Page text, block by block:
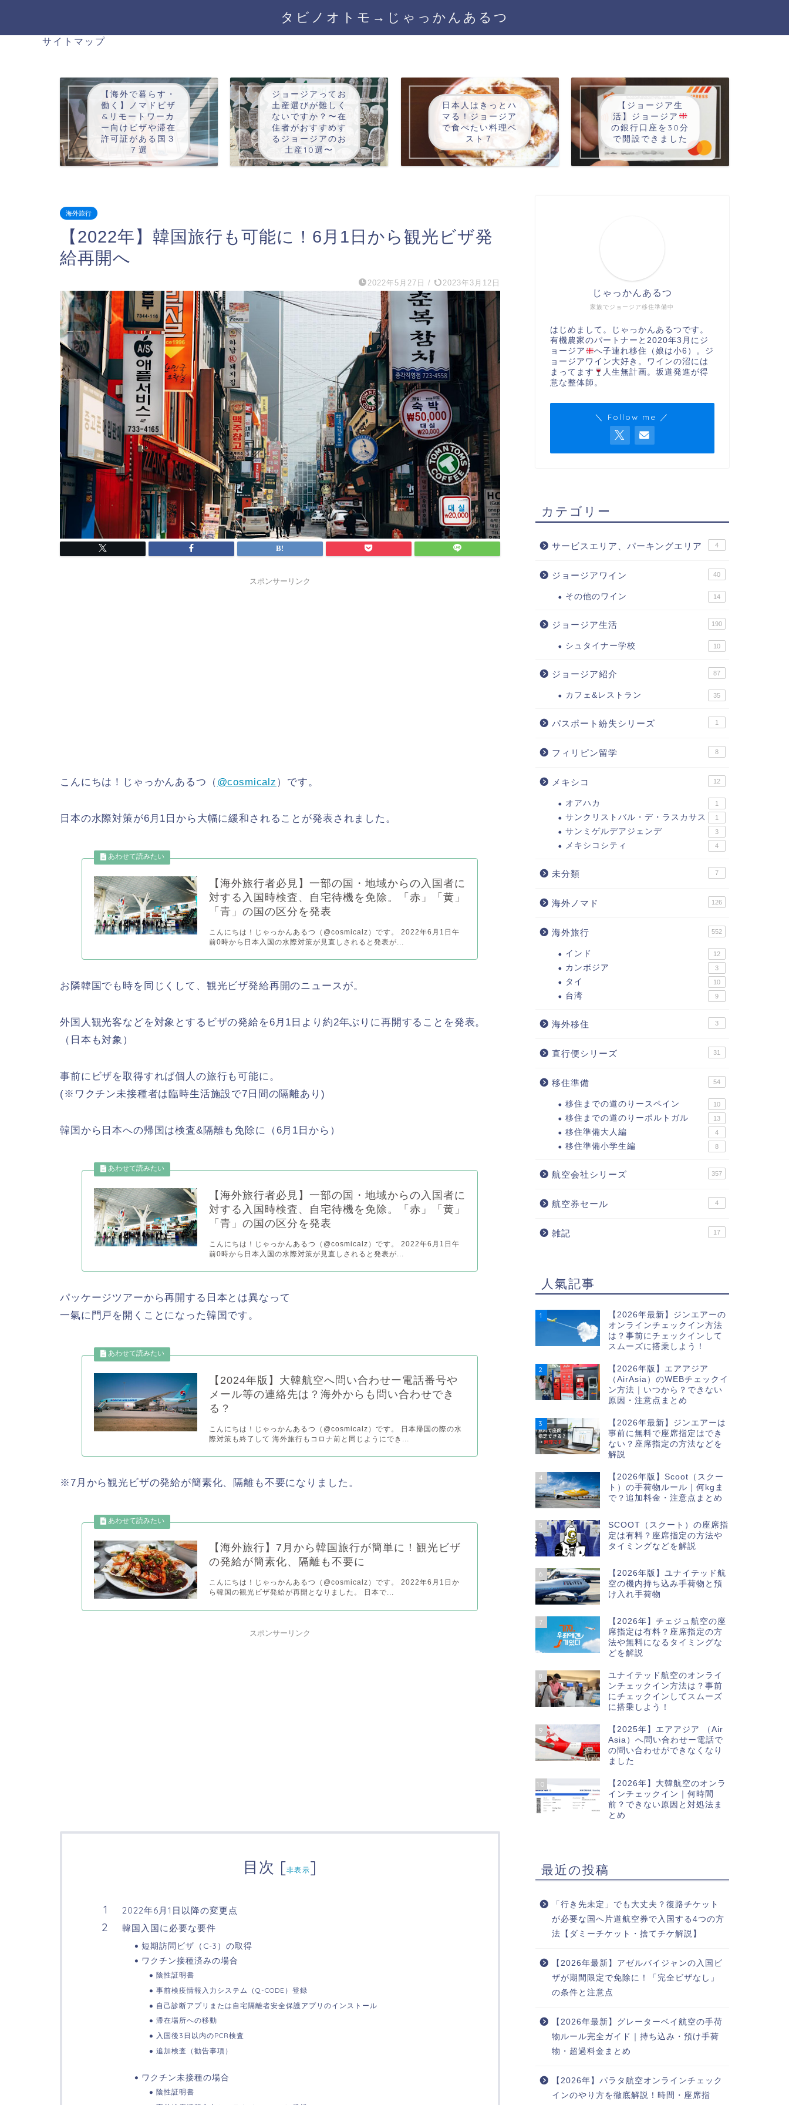
タビノオトモ→じゃっかんあるつ
サイトマップ
【海外で暮らす・
働く】ノマドビザ
&リモートワーカ
ー向けビザや滞在
許可証がある国３
７選
ジョージアってお
土産選びが難しく
ないですか？〜在
住者がおすすめす
るジョージアのお
土産10選〜
日本人はきっとハ
マる！ジョージア
で食べたい料理ベ
スト７
【ジョージア生
活】ジョージア
の銀行口座を30分
で開設できました
海外旅行
【2022年】韓国旅行も可能に！6月1日から観光ビザ発
給再開へ
2022年5月27日 / 2023年3月12日
スポンサーリンク
こんにちは！じゃっかんあるつ（ @cosmicalz ）です。
日本の水際対策が6月1日から大幅に緩和されることが発表されました。
【海外旅行者必見】一部の国・地域からの入国者に
対する入国時検査、自宅待機を免除。「赤」「黄」
「青」の国の区分を発表
こんにちは！じゃっかんあるつ（@cosmicalz）です。 2022年6月1日午
前0時から日本入国の水際対策が見直しされると発表が...
お隣韓国でも時を同じくして、観光ビザ発給再開のニュースが。
外国人観光客などを対象とするビザの発給を6月1日より約2年ぶりに再開することを発表。
（日本も対象）
事前にビザを取得すれば個人の旅行も可能に。
(※ワクチン未接種者は臨時生活施設で7日間の隔離あり)
韓国から日本への帰国は検査&隔離も免除に（6月1日から）
【海外旅行者必見】一部の国・地域からの入国者に
対する入国時検査、自宅待機を免除。「赤」「黄」
「青」の国の区分を発表
こんにちは！じゃっかんあるつ（@cosmicalz）です。 2022年6月1日午
前0時から日本入国の水際対策が見直しされると発表が...
パッケージツアーから再開する日本とは異なって
一氣に門戸を開くことになった韓国です。
【2024年版】大韓航空へ問い合わせー電話番号や
メール等の連絡先は？海外からも問い合わせでき
る？
こんにちは！じゃっかんあるつ（@cosmicalz）です。 日本帰国の際の水
際対策も終了して 海外旅行もコロナ前と同じようにでき...
※7月から観光ビザの発給が簡素化、隔離も不要になりました。
【海外旅行】7月から韓国旅行が簡単に！観光ビザ
の発給が簡素化、隔離も不要に
こんにちは！じゃっかんあるつ（@cosmicalz）です。 2022年6月1日か
ら韓国の観光ビザ発給が再開となりました。 日本で...
スポンサーリンク
目次 [非表示]
2022年6月1日以降の変更点
韓国入国に必要な要件
短期訪問ビザ（C-3）の取得
ワクチン接種済みの場合
陰性証明書
事前検疫情報入力システム（Q-CODE）登録
自己診断アプリまたは自宅隔離者安全保護アプリのインストール
滞在場所への移動
入国後3日以内のPCR検査
追加検査（勧告事項）
ワクチン未接種の場合
陰性証明書
家族でジョージア移住準備中
じゃっかんあるつ
はじめまして。じゃっかんあるつです。
有機農家のパートナーと2020年3月にジ
ョージア
へ子連れ移住（娘は小6）。ジ
ョージアワイン大好き。ワインの沼には
まってます
人生無計画。坂道発進が得
意な整体師。
＼ Follow me ／
カテゴリー
サービスエリア、パーキングエリア 4
ジョージアワイン 40
その他のワイン 14
ジョージア生活 190
シュタイナー学校 10
ジョージア紹介 87
カフェ&レストラン 35
パスポート紛失シリーズ 1
フィリピン留学 8
メキシコ 12
オアハカ 1
サンクリストバル・デ・ラスカサス 1
サンミゲルデアジェンデ 3
メキシコシティ 4
未分類 7
海外ノマド 126
海外旅行 552
インド 12
カンボジア 3
タイ 10
台湾 9
海外移住 3
直行便シリーズ 31
移住準備 54
移住までの道のりースペイン 10
移住までの道のりーポルトガル 13
移住準備大人編 4
移住準備小学生編 8
航空会社シリーズ 357
航空券セール 4
雑記 17
人氣記事
1
【2026年最新】ジンエアーの
オンラインチェックイン方法
は？事前にチェックインして
スムーズに搭乗しよう！
2
【2026年版】エアアジア
（AirAsia）のWEBチェックイ
ン方法｜いつから？できない
原因・注意点まとめ
3
【2026年最新】ジンエアーは
事前に無料で座席指定はでき
ない？座席指定の方法などを
解説
4
【2026年版】Scoot（スクー
ト）の手荷物ルール｜何kgま
で？追加料金・注意点まとめ
5
SCOOT（スクート）の座席指
定は有料？座席指定の方法や
タイミングなどを解説
6
【2026年版】ユナイテッド航
空の機内持ち込み手荷物と預
け入れ手荷物
7
【2026年】チェジュ航空の座
席指定は有料？座席指定の方
法や無料になるタイミングな
どを解説
8
ユナイテッド航空のオンライ
ンチェックイン方法は？事前
にチェックインしてスムーズ
に搭乗しよう！
9
【2025年】エアアジア （Air
Asia）へ問い合わせー電話で
の問い合わせができなくなり
ました
10
【2026年】大韓航空のオンラ
インチェックイン｜何時間
前？できない原因と対処法ま
とめ
最近の投稿
「行き先未定」でも大丈夫？復路チケット
が必要な国へ片道航空券で入国する4つの方
法【ダミーチケット・捨てチケ解説】
【2026年最新】アゼルバイジャンの入国ビ
ザが期間限定で免除に！「完全ビザなし」
の条件と注意点
【2026年最新】グレーターベイ航空の手荷
物ルール完全ガイド｜持ち込み・預け手荷
物・超過料金まとめ
【2026年】パラタ航空オンラインチェック
インのやり方を徹底解説！時間・座席指